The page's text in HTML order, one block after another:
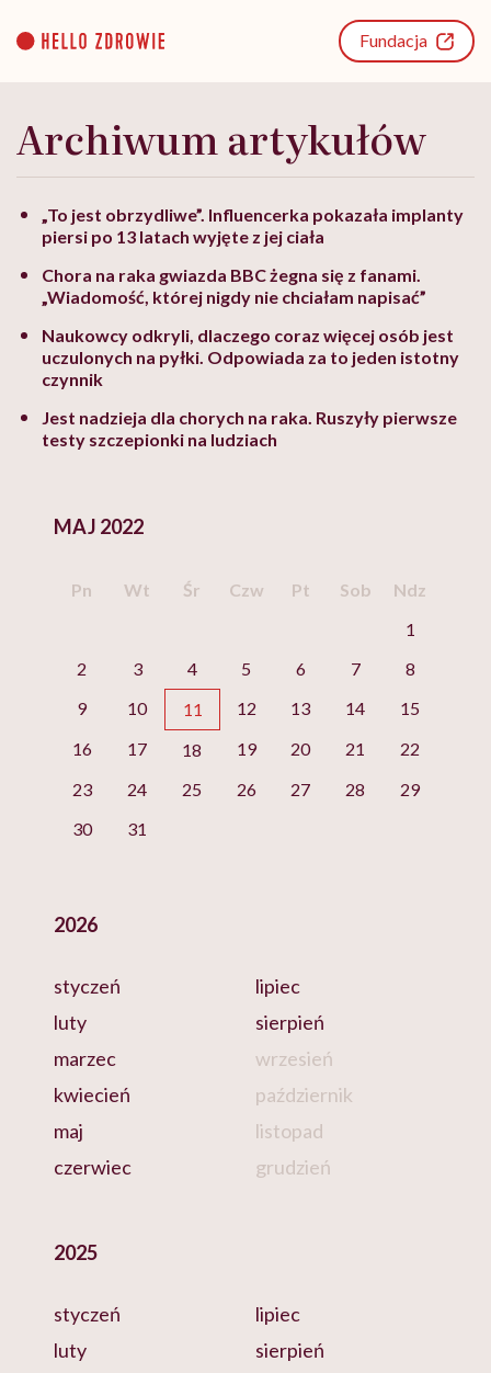
content
Fundacja
Archiwum artykułów
„To jest obrzydliwe”. Influencerka pokazała implanty
piersi po 13 latach wyjęte z jej ciała
Chora na raka gwiazda BBC żegna się z fanami.
„Wiadomość, której nigdy nie chciałam napisać”
Naukowcy odkryli, dlaczego coraz więcej osób jest
uczulonych na pyłki. Odpowiada za to jeden istotny
czynnik
Jest nadzieja dla chorych na raka. Ruszyły pierwsze
testy szczepionki na ludziach
MAJ 2022
Pn Wt Śr Czw Pt Sob
Ndz
1
2
3 4 5 6 7
8
9
10 11 12 13 14
15
16
17 18 19 20 21
22
23
24 25 26 27 28
29
30
31
2026
styczeń
luty
marzec
kwiecień
maj
czerwiec
lipiec
sierpień
wrzesień
październik
listopad
grudzień
2025
styczeń
luty
lipiec
sierpień